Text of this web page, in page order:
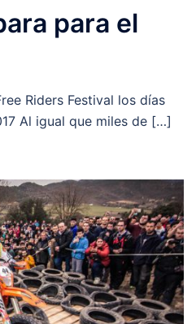
para el
Riders Festival los días
Al igual que miles de […]